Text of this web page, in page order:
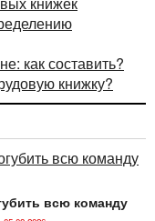
утвержденная
по архивам
юстиции
№ 41
при
отношений
как составить?
книжку?
всю команду